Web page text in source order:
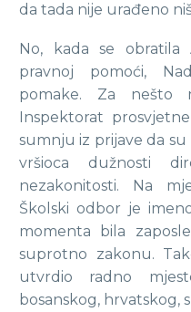
da tada nije urađeno
No, kada se obratila
pravnoj pomoći,
pomake. Za nešto
Inspektorat
sumnju iz prijave da
vršioca dužnosti
nezakonitosti. Na
Školski odbor je
momenta bila
suprotno zakonu.
utvrdio radno
bosanskog, hrvatskog,